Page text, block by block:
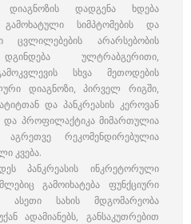
დიაგნოზის დადგენა ხდება
სიმპტომების და
არარსებობის
ულტრაბგერითი,
სხვა მეთოდების
დიაგნოზი, პირველ რიგში,
და პანკრეასის კეროვან
და პროფილაქტიკა მიმართულია
აგრეთვე რეკომენდირებულია
კვება.
პანკრეასის ინკრეტორული
გამოიხატება ფუნქციური
ასეთი სახის მდგომარეობა
ადამიანებს, განსაკუთრებით